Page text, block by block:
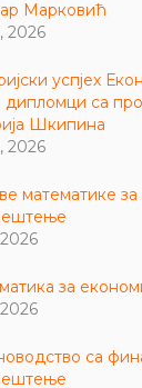
Марковић
2026
успјех
дипломци са
Шкипина
2026
математике
2026
за
2026
са